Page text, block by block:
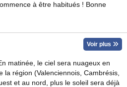
à être habitués ! Bonne
Voir plus
matinée, le ciel sera nuageux en
la région (Valenciennois, Cambrésis,
et au nord, plus le soleil sera déjà